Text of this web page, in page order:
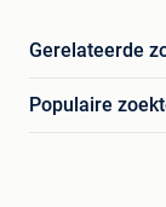
Gerelateerde
Populaire